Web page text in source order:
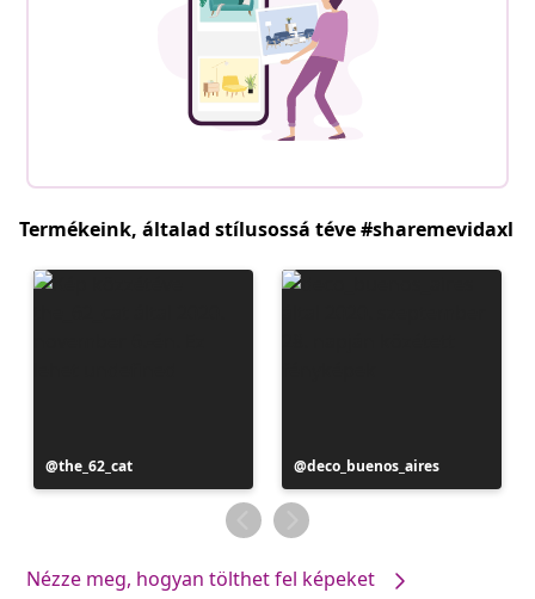
Termékeink, általad stílusossá téve #sharemevidaxl
Bejegyzés
közzétevője
the_62_cat
Bejegyzés
közzétevője
deco_buenos_aires
Nézze meg, hogyan tölthet fel képeket